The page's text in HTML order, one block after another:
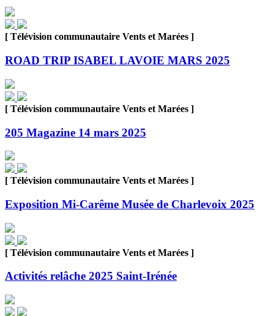
[ Télévision communautaire Vents et Marées ]
ROAD TRIP ISABEL LAVOIE MARS 2025
[ Télévision communautaire Vents et Marées ]
205 Magazine 14 mars 2025
[ Télévision communautaire Vents et Marées ]
Exposition Mi-Carême Musée de Charlevoix 2025
[ Télévision communautaire Vents et Marées ]
Activités relâche 2025 Saint-Irénée